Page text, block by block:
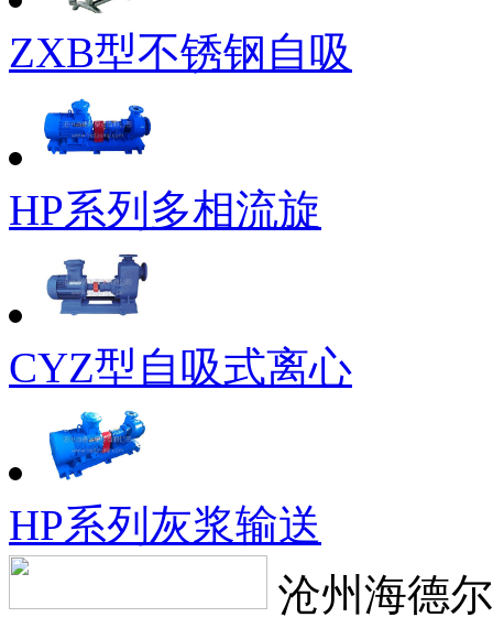
ZXB型不锈钢自吸
HP系列多相流旋
CYZ型自吸式离心
HP系列灰浆输送
沧州海德